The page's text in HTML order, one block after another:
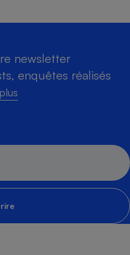
newsletter
enquêtes réalisés